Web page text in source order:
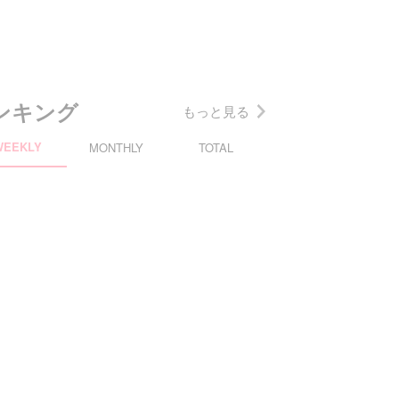
キング もっと見る
MONTHLY TOTAL